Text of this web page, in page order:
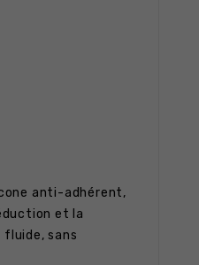
anti-adhérent,
et la
fluide, sans